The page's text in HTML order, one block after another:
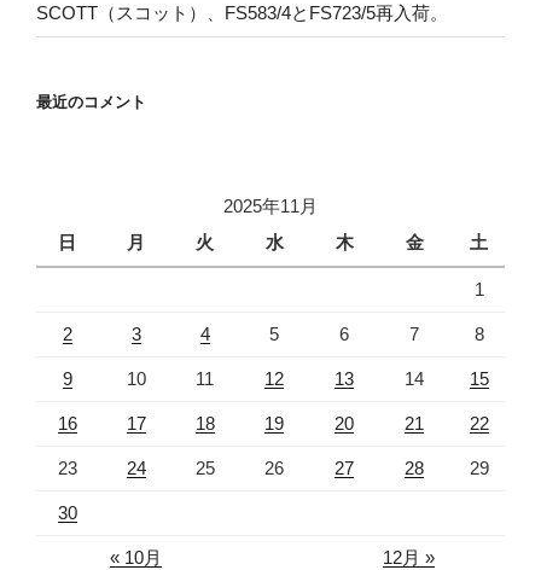
SCOTT（スコット）、FS583/4とFS723/5再入荷。
最近のコメント
2025年11月
日
月 火 水 木 金 土
« 10月 12月 »
1
2 3 4 5 6 7 8
9 10 11 12 13 14 15
16 17 18 19 20 21 22
23 24 25 26 27 28 29
30